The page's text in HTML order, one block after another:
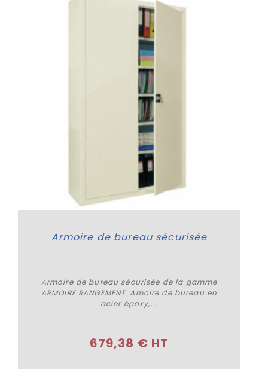
Armoire de bureau sécurisée
Armoire de bureau sécurisée de la gamme
ARMOIRE RANGEMENT. Amoire de bureau en
acier époxy,...
679,38 € HT